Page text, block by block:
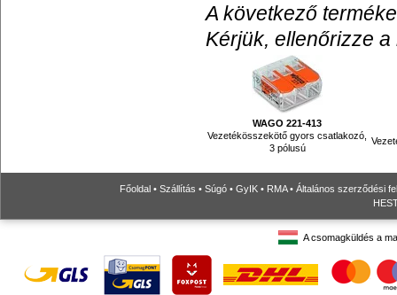
A következő
Kérjük, ellenőrizze
WAGO 221-413
Vezetékösszekötő gyors csatlakozó,
3 pólusú
Főoldal • Szállítás • Súgó • GyIK • RMA• Általános szerződési
A csomagküldés a